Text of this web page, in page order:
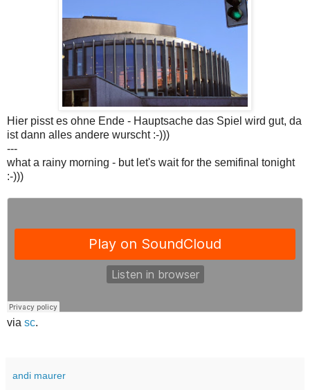
Hier pisst es ohne Ende - Hauptsache das Spiel wird gut, da
ist dann alles andere wurscht :-)))
---
what a rainy morning - but let's wait for the semifinal tonight
:-)))
via sc.
andi maurer